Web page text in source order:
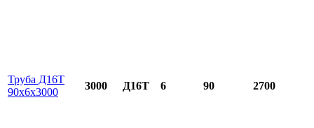
Труба Д16Т
90х6х3000
3000 Д16Т 6 90
2700